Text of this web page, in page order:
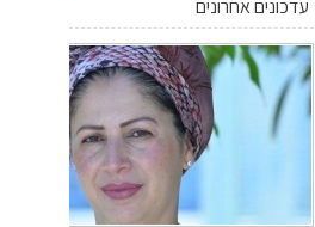
עדכונים אחרונים